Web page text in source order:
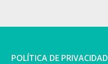
POLÍTICA DE PRIVACIDAD